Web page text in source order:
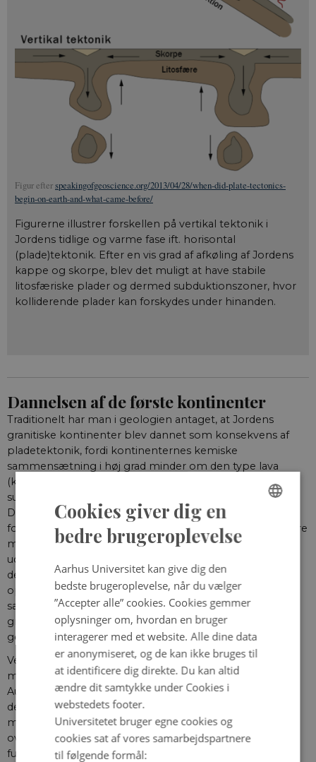
Figur efterspeakingofgeoscience.org/2013/04/28/when-did-plate-tectonics-
begin-on-earth-and-what-came-before/
Figurerne illustrer forskellen på vertikal tektonik i
Jordens tidlige og varme fase ift. horisontal
(plade)tektonik. Efter en vis grad af afkøling af Jordens
kappe og skorpe, blev det muligt at have stabile
litosfæriske plader og dermed subduktionszoner, hvor
kolliderende plader kan forskydes under hinanden.
Dannelsen af de første kontinenter
Traditionelt har man i geologien antaget, at Jordens
granitiske kontinenter blev dannet som konsekvens af
pladetektonik, fordi kontinenternes kemiske
sammensætning i høj grad minder om den type lava
(kaldet andesit), som man finder i vulkaner over
subduktionszoner, hvor de tektoniske plader kolliderer.
Det har dog vist sig, at de første kontinenter på Jorden
formentlig blev dannet uden involvering af overfladenære
materialer og bjergarter. De blev i stedet dannet med
udgangspunkt i tyk skorpe af bjergarten basalt, som
delvist smeltede i en dybde af 20-35 km og dermed gav
ophav til en smeltemasse med en anden kemisk
sammensætning end den oprindelige basalt, nemlig
granit. Denne form for destilleringsproces kaldes i
geologien for differentiering eller fraktionering.
Ved at undersøge isotopsammensætningen af ilt i
mineralet zirkon fra den ældste kontinental-skorpe i
Australien (det 3,45 milliarder år gamle Pilbara­kraton), er
det for nyligt blevet vist, at dannelsen af granitisk
materiale ikke kræver atmosfærisk ilt, havvand eller
overfladenære processer. Et lignende resultat har man
fundet for den ældste kontinentalskorpe i Grønland (den
Cookies giver dig en
bedre brugeroplevelse
Aarhus Universitet kan give dig den
bedste brugeroplevelse, når du vælger
”Accepter alle” cookies. Cookies gemmer
oplysninger om, hvordan en bruger
interagerer med et website. Alle dine data
er anonymiseret, og de kan ikke bruges til
at identificere dig direkte. Du kan altid
ændre dit samtykke under Cookies i
webstedets footer.
Universitetet bruger egne cookies og
cookies sat af vores samarbejdspartnere
til følgende formål: